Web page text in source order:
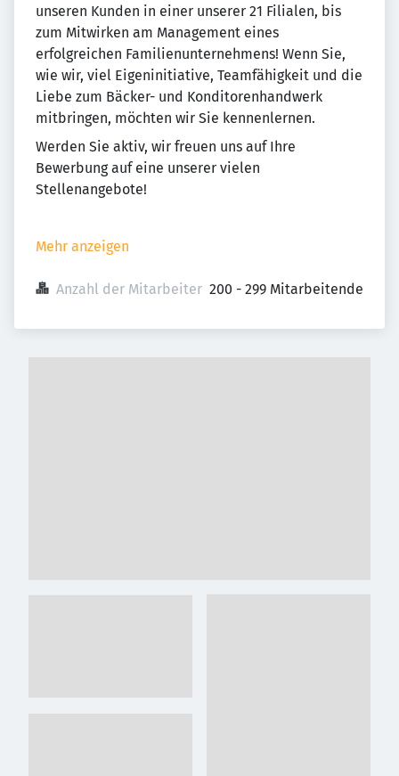
unseren Kunden in einer unserer 21 Filialen, bis
zum Mitwirken am Management eines
erfolgreichen Familienunternehmens! Wenn Sie,
wie wir, viel Eigeninitiative, Teamfähigkeit und die
Liebe zum Bäcker- und Konditorenhandwerk
mitbringen, möchten wir Sie kennenlernen.
Werden Sie aktiv, wir freuen uns auf Ihre
Bewerbung auf eine unserer vielen
Stellenangebote!
Mehr anzeigen
Anzahl der Mitarbeiter 200 - 299 Mitarbeitende